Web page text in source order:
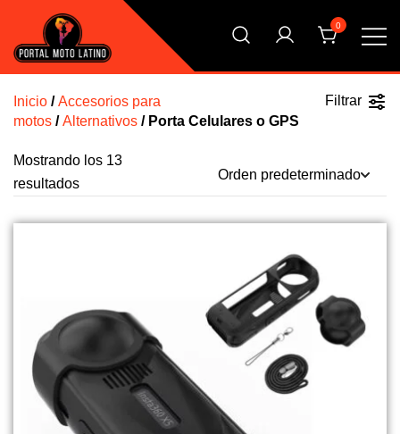
contenido
Argentina
El Primer Shopping Multi Comercios de la Moto Online
0
Filtrar
Inicio /Accesorios para
motos /Alternativos / Porta Celulares o GPS
Mostrando los 13
resultados